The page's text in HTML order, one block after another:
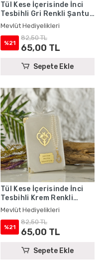
Tül Kese İçerisinde İnci
Tesbihli Gri Renkli Şantuk
Yasin Kitabı Seti - Mevlüt
Hediyelikleri
Mevlüt Hediyelikleri
%21
82,50 TL
65,00 TL
Sepete Ekle
Tül Kese İçerisinde İnci
Tesbihli Krem Renkli
Şantuk Yasin Kitabı Seti -
Mevlüt Hediyelikleri
Mevlüt Hediyelikleri
%21
82,50 TL
65,00 TL
Sepete Ekle